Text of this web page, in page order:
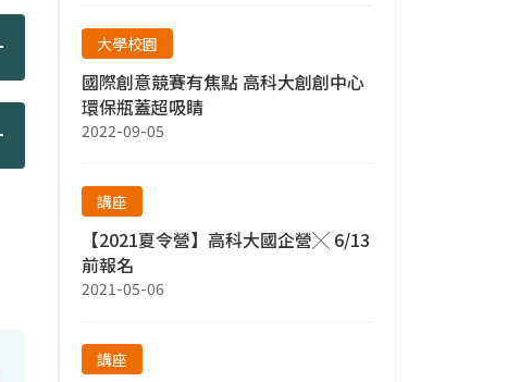
大學校園
國際創意競賽有焦點 高科大創創中心
環保瓶蓋超吸睛
2022-09-05
講座
【2021夏令營】高科大國企營╳ 6/13
前報名
2021-05-06
講座